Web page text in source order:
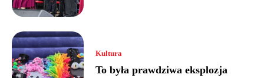
Kultura
To była prawdziwa eksplozja